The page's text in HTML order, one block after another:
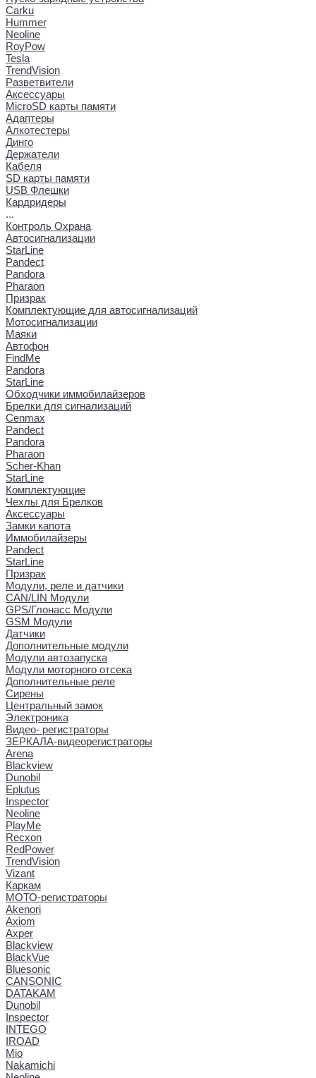
Carku
Hummer
Neoline
RoyPow
Tesla
TrendVision
Разветвители
Аксессуары
MicroSD карты памяти
Адаптеры
Алкотестеры
Динго
Держатели
Кабеля
SD карты памяти
USB Флешки
Кардридеры
...
Контроль Охрана
Автосигнализации
StarLine
Pandect
Pandora
Pharaon
Призрак
Комплектующие для автосигнализаций
Мотосигнализации
Маяки
Автофон
FindMe
Pandora
StarLine
Обходчики иммобилайзеров
Брелки для сигнализаций
Cenmax
Pandect
Pandora
Pharaon
Scher-Khan
StarLine
Комплектующие
Чехлы для Брелков
Аксессуары
Замки капота
Иммобилайзеры
Pandect
StarLine
Призрак
Модули, реле и датчики
CAN/LIN Модули
GPS/Глонасс Модули
GSM Модули
Датчики
Дополнительные модули
Модули автозапуска
Модули моторного отсека
Дополнительные реле
Сирены
Центральный замок
Электроника
Видео- регистраторы
ЗЕРКАЛА-видеорегистраторы
Arena
Blackview
Dunobil
Eplutus
Inspector
Neoline
PlayMe
Recxon
RedPower
TrendVision
Vizant
Каркам
МОТО-регистраторы
Akenori
Axiom
Axper
Blackview
BlackVue
Bluesonic
CANSONIC
DATAKAM
Dunobil
Inspector
INTEGO
IROAD
Mio
Nakamichi